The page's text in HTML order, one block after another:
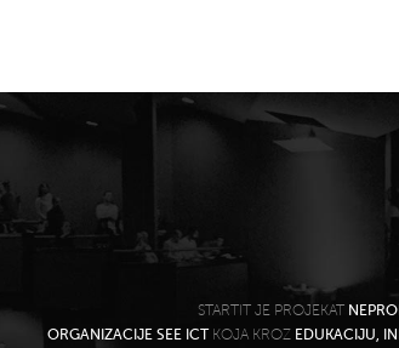
STARTIT JE PROJEKAT
ORGANIZACIJE SEE ICTKOJA KROZ EDUKACIJU,